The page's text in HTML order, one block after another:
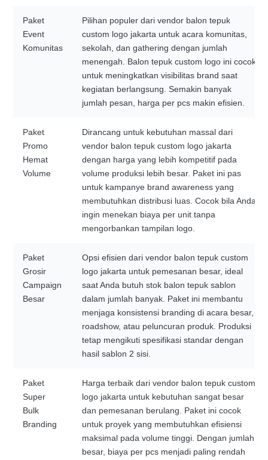
Paket
Event
Komunitas
Pilihan populer dari vendor balon tepuk
custom logo jakarta untuk acara komunitas,
sekolah, dan gathering dengan jumlah
menengah. Balon tepuk custom logo ini cocok
untuk meningkatkan visibilitas brand saat
kegiatan berlangsung. Semakin banyak
jumlah pesan, harga per pcs makin efisien.
Paket
Promo
Hemat
Volume
Dirancang untuk kebutuhan massal dari
vendor balon tepuk custom logo jakarta
dengan harga yang lebih kompetitif pada
volume produksi lebih besar. Paket ini pas
untuk kampanye brand awareness yang
membutuhkan distribusi luas. Cocok bila Anda
ingin menekan biaya per unit tanpa
mengorbankan tampilan logo.
Paket
Grosir
Campaign
Besar
Opsi efisien dari vendor balon tepuk custom
logo jakarta untuk pemesanan besar, ideal
saat Anda butuh stok balon tepuk sablon
dalam jumlah banyak. Paket ini membantu
menjaga konsistensi branding di acara besar,
roadshow, atau peluncuran produk. Produksi
tetap mengikuti spesifikasi standar dengan
hasil sablon 2 sisi.
Paket
Super
Bulk
Branding
Harga terbaik dari vendor balon tepuk custom
logo jakarta untuk kebutuhan sangat besar
dan pemesanan berulang. Paket ini cocok
untuk proyek yang membutuhkan efisiensi
maksimal pada volume tinggi. Dengan jumlah
besar, biaya per pcs menjadi paling rendah